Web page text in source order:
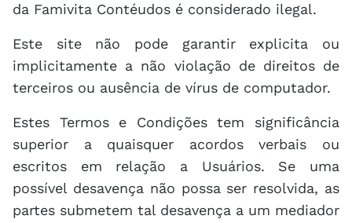
da Famivita Contéudos é considerado ilegal.
Este site não pode garantir explicita ou
implicitamente a não violação de direitos de
terceiros ou ausência de vírus de computador.
Estes Termos e Condições tem significância
superior a quaisquer acordos verbais ou
escritos em relação a Usuários. Se uma
possível desavença não possa ser resolvida, as
partes submetem tal desavença a um mediador